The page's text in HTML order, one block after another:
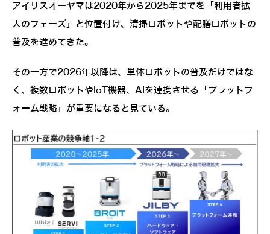
アイリスオーヤマは2020年から2025年までを「利用者拡
大のフェーズ」と位置付け、清掃ロボットや配膳ロボットの
普及を進めてきた。
その一方で2026年以降は、単体ロボットの普及だけではな
く、複数ロボットやIoT機器、AIを連携させる「プラットフ
ォーム戦略」が重要になると見ている。